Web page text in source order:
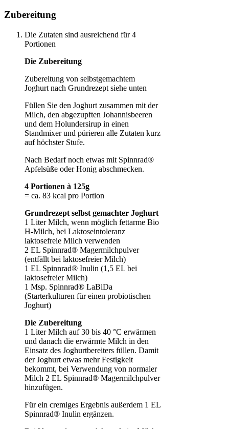
Zubereitung
Die Zutaten sind ausreichend für 4
Portionen
Die Zubereitung
Zubereitung von selbstgemachtem
Joghurt nach Grundrezept siehe unten
Füllen Sie den Joghurt zusammen mit der
Milch, den abgezupften Johannisbeeren
und dem Holundersirup in einen
Standmixer und pürieren alle Zutaten kurz
auf höchster Stufe.
Nach Bedarf noch etwas mit Spinnrad®
Apfelsüße oder Honig abschmecken.
4 Portionen à 125g
= ca. 83 kcal pro Portion
Grundrezept selbst gemachter Joghurt
1 Liter Milch, wenn möglich fettarme Bio
H-Milch, bei Laktoseintoleranz
laktosefreie Milch verwenden
2 EL Spinnrad® Magermilchpulver
(entfällt bei laktosefreier Milch)
1 EL Spinnrad® Inulin (1,5 EL bei
laktosefreier Milch)
1 Msp. Spinnrad® LaBiDa
(Starterkulturen für einen probiotischen
Joghurt)
Die Zubereitung
1 Liter Milch auf 30 bis 40 °C erwärmen
und danach die erwärmte Milch in den
Einsatz des Joghurtbereiters füllen. Damit
der Joghurt etwas mehr Festigkeit
bekommt, bei Verwendung von normaler
Milch 2 EL Spinnrad® Magermilchpulver
hinzufügen.
Für ein cremiges Ergebnis außerdem 1 EL
Spinnrad® Inulin ergänzen.